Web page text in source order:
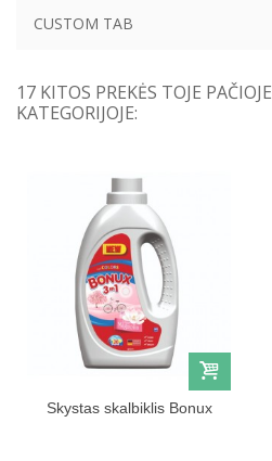
CUSTOM TAB
17 KITOS PREKĖS TOJE PAČIOJE
KATEGORIJOJE:
Skystas skalbiklis Bonux